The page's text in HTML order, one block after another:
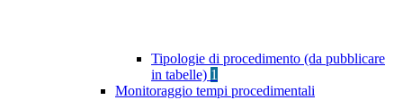
Tipologie di procedimento (da pubblicare
in tabelle) 1
Monitoraggio tempi procedimentali